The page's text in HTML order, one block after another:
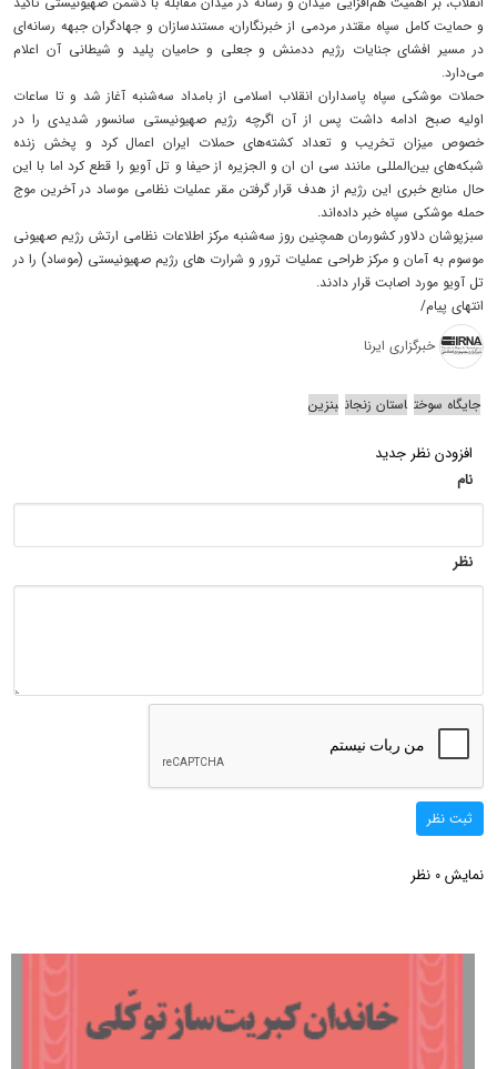
و حمایت کامل سپاه مقتدر مردمی از خبرنگاران، مستندسازان و جهادگران جبهه رسانه‌ای
در مسیر افشای جنایات رژیم ددمنش و جعلی و حامیان پلید و شیطانی آن اعلام
می‌دارد.
حملات موشکی سپاه پاسداران انقلاب اسلامی از بامداد سه‌شنبه آغاز شد و تا ساعات
اولیه صبح ادامه داشت پس از آن اگرچه رژیم صهیونیستی سانسور شدیدی را در
خصوص میزان تخریب و تعداد کشته‌های حملات ایران اعمال کرد و پخش زنده
شبکه‌های بین‌المللی مانند سی ان ان و الجزیره از حیفا و تل آویو را قطع کرد اما با این
حال منابع خبری این رژیم از هدف قرار گرفتن مقر عملیات نظامی موساد در آخرین موج
حمله موشکی سپاه خبر داده‌اند.
سبزپوشان دلاور کشورمان همچنین روز سه‌شنبه مرکز اطلاعات نظامی ارتش رژیم صهیونی
موسوم به آمان و مرکز طراحی عملیات ترور و شرارت های رژیم صهیونیستی (موساد) را در
تل آویو مورد اصابت قرار دادند.
انتهای پیام/
خبرگزاری ایرنا
جایگاه سوخت استان زنجان بنزین
افزودن نظر جدید
نام
نظر
ثبت نظر
نمایش 0 نظر